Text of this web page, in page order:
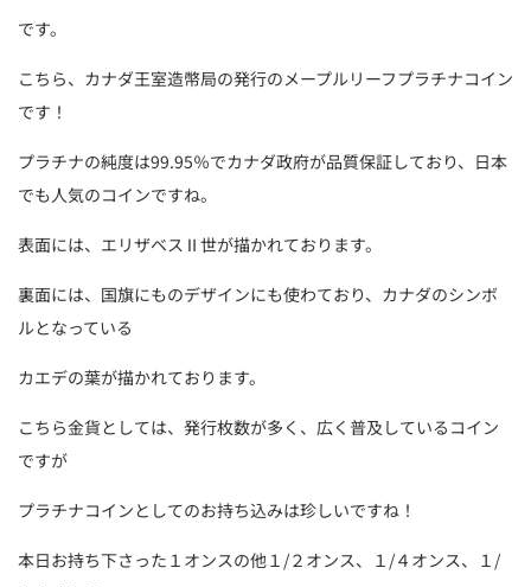
です。
こちら、カナダ王室造幣局の発行のメープルリーフプラチナコイン
です！
プラチナの純度は99.95％でカナダ政府が品質保証しており、日本
でも人気のコインですね。
表面には、エリザベスⅡ世が描かれております。
裏面には、国旗にものデザインにも使わており、カナダのシンボ
ルとなっている
カエデの葉が描かれております。
こちら金貨としては、発行枚数が多く、広く普及しているコイン
ですが
プラチナコインとしてのお持ち込みは珍しいですね！
本日お持ち下さった１オンスの他１/２オンス、１/４オンス、１/